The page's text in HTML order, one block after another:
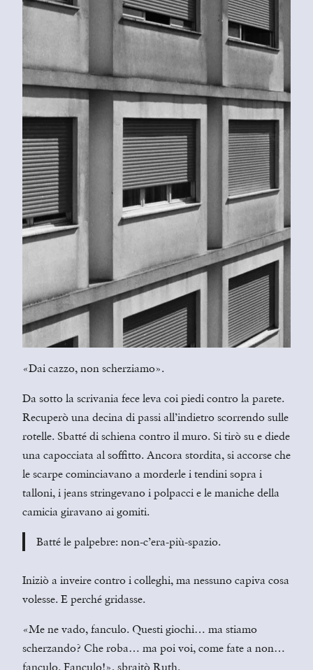
«Dai cazzo, non scherziamo».
Da sotto la scrivania fece leva coi piedi contro la parete.
Recuperò una decina di passi all’indietro scorrendo sulle
rotelle. Sbatté di schiena contro il muro. Si tirò su e diede
una capocciata al soffitto. Ancora stordita, si accorse che
le scarpe cominciavano a morderle i tendini sopra i
talloni, i jeans stringevano i polpacci e le maniche della
camicia giravano ai gomiti.
Batté le palpebre: non-c’era-più-spazio.
Iniziò a inveire contro i colleghi, ma nessuno capiva cosa
volesse. E perché gridasse.
«Me ne vado, fanculo. Questi giochi… ma stiamo
scherzando? Che roba… ma poi voi, come fate a non…
fanculo. Fanculo!», sbraitò Ruth.